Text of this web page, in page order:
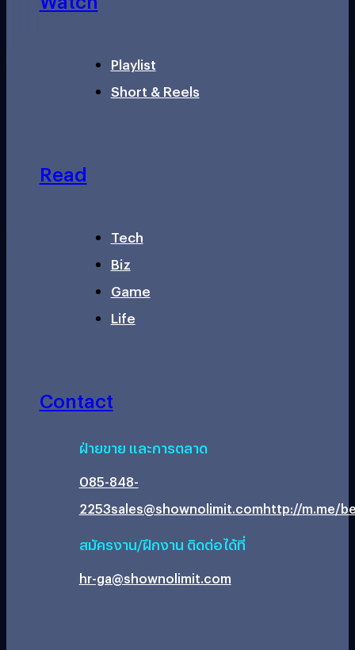
Playlist
Short & Reels
Read
Tech
Biz
Game
Life
Contact
ฝ่ายขาย และการตลาด
085-848-
2253sales@shownolimit.comhttp://m.me/
สมัครงาน/ฝึกงาน ติดต่อได้ที่
hr-ga@shownolimit.com